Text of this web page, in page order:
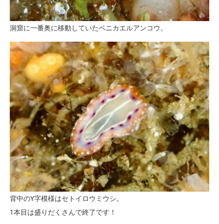
洞窟に一番奥に移動していたベニカエルアンコウ。
背中のY字模様はセトイロウミウシ。
1本目は盛りだくさんで終了です！